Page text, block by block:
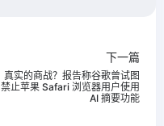
下一篇
真实的商战？报告称谷歌曾试图
禁止苹果 Safari 浏览器用户使用
AI 摘要功能